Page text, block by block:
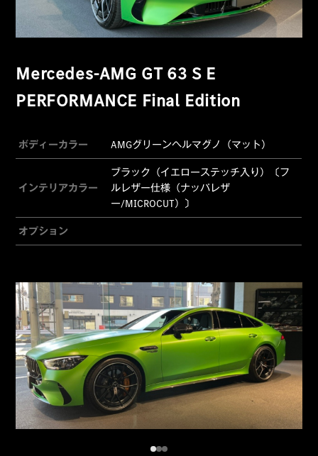
Mercedes-AMG GT 63 S E
PERFORMANCE Final Edition
ボディーカラー AMGグリーンヘルマグノ（マット）
インテリアカラー
ブラック（イエローステッチ入り）〔フ
ルレザー仕様（ナッパレザ
ー/MICROCUT）〕
オプション